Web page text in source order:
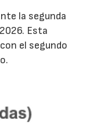
la segunda
Esta
el segundo